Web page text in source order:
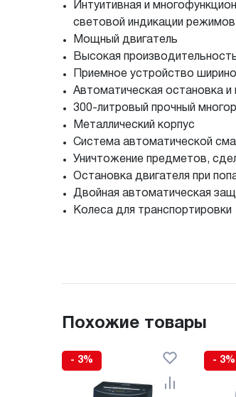
Интуитивная и
световой индикации
Мощный двигатель
Высокая
Приемное устройство
Автоматическая остановка и
300-литровый прочный
Металлический корпус
Система автоматической
Уничтожение предметов,
Остановка двигателя при
Двойная автоматическая
Колеса для транспортировки
Похожие товары
- 3% - 3%